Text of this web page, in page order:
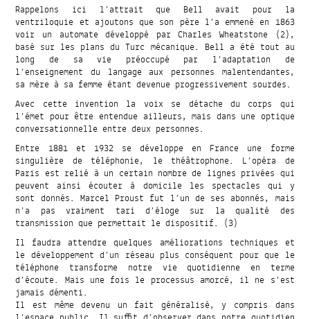
Rappelons ici l’attrait que Bell avait pour la
ventriloquie et ajoutons que son père l’a emmené en 1863
voir un automate développé par Charles Wheatstone (2),
basé sur les plans du Turc mécanique. Bell a été tout au
long de sa vie préoccupé par l’adaptation de
l’enseignement du langage aux personnes malentendantes,
sa mère à sa femme étant devenue progressivement sourdes.
Avec cette invention la voix se détache du corps qui
l’émet pour être entendue ailleurs, mais dans une optique
conversationnelle entre deux personnes.
Entre 1881 et 1932 se développe en France une forme
singulière de téléphonie, le théâtrophone. L’opéra de
Paris est relié à un certain nombre de lignes privées qui
peuvent ainsi écouter à domicile les spectacles qui y
sont donnés. Marcel Proust fut l’un de ses abonnés, mais
n’a pas vraiment tari d’éloge sur la qualité des
transmission que permettait le dispositif. (3)
Il faudra attendre quelques améliorations techniques et
le développement d’un réseau plus conséquent pour que le
téléphone transforme notre vie quotidienne en terme
d’écoute. Mais une fois le processus amorcé, il ne s’est
jamais démenti.
Il est même devenu un fait généralisé, y compris dans